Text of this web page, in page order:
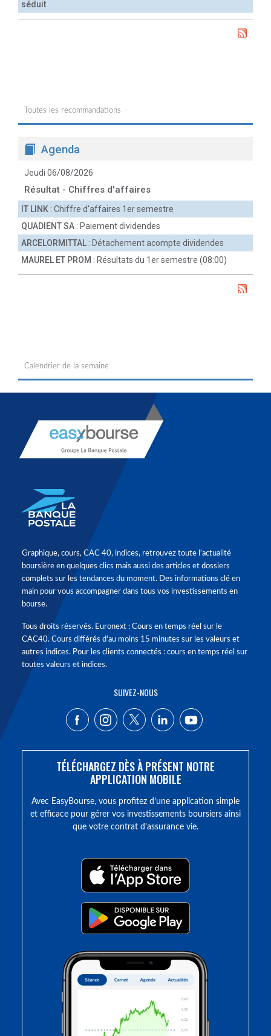
séduit
Toutes les recommandations
Agenda
Jeudi 06/08/2026
Résultat - Chiffres d'affaires
IT LINK : Chiffre d'affaires 1er semestre
QUADIENT SA : Paiement dividendes
ARCELORMITTAL : Détachement acompte dividendes
MAUREL ET PROM : Résultats du 1er semestre (08:00)
Calendrier de la semaine
Graphique, cours, CAC 40, indices, retrouvez toute l'actualité
boursière en quelques clics mais aussi des articles et dossiers
complets sur les tendances du moment. Des informations clé en
main pour vous accompagner dans tous vos investissements en
bourse.
Tous droits réservés. Euronext : Cours en temps réel sur le
CAC40. Cours différés d'au moins 15 minutes sur les valeurs et
autres indices. Pour les clients connectés : cours en temps réel sur
toutes valeurs et indices.
SUIVEZ-NOUS
TÉLÉCHARGEZ DÈS À PRÉSENT NOTRE
APPLICATION MOBILE
Avec EasyBourse, vous profitez d’une application simple
et efficace pour gérer vos investissements boursiers ainsi
que votre contrat d’assurance vie.